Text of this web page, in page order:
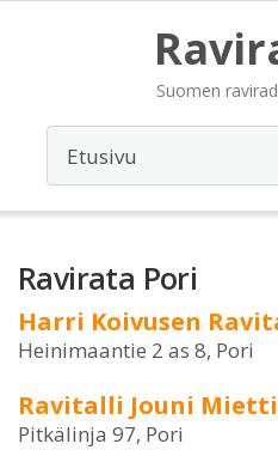
Suomen
Ravirata Pori
Harri Koivusen
Heinimaantie 2 as 8, Pori
Ravitalli Jouni
Pitkälinja 97, Pori